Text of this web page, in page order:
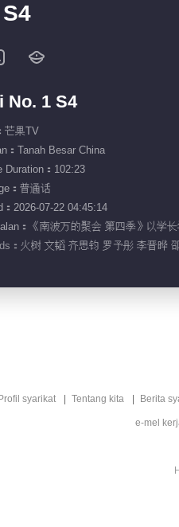
No. 1 S4
芒果TV
：Tanah Besar China
Duration：102:23
：普通话
：2026-07-22 04:45:14
：《南波万的聚会 第四季》以学
： 火树 文韬 齐思钧 罗予彤 李晋晔
Profil syarikat Tentang kita Berita
e-mel